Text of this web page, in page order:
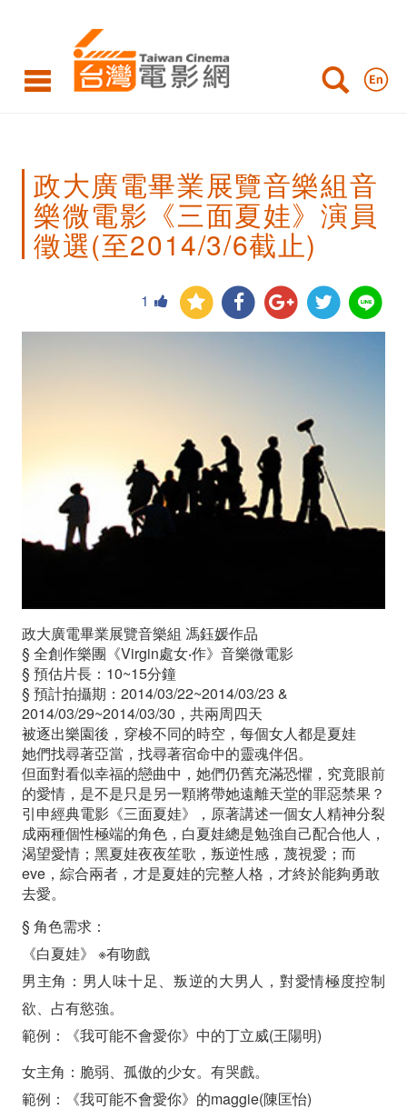
廣
畢
覽
樂
微
影
面
夏
娃》
演
員
徵
選
(至
2014/3/6
截
止)
政大廣電畢業展覽音樂組音
樂微電影《三面夏娃》演員
徵選(至2014/3/6截止)
1
政大廣電畢業展覽音樂組 馮鈺媛作品
§ 全創作樂團《Virgin處女‧作》音樂微電影
§ 預估片長：10~15分鐘
§ 預計拍攝期：2014/03/22~2014/03/23 &
2014/03/29~2014/03/30，共兩周四天
被逐出樂園後，穿梭不同的時空，每個女人都是夏娃
她們找尋著亞當，找尋著宿命中的靈魂伴侶。
但面對看似幸福的戀曲中，她們仍舊充滿恐懼，究竟眼前
的愛情，是不是只是另一顆將帶她遠離天堂的罪惡禁果？
引申經典電影《三面夏娃》，原著講述一個女人精神分裂
成兩種個性極端的角色，白夏娃總是勉強自己配合他人，
渴望愛情；黑夏娃夜夜笙歌，叛逆性感，蔑視愛；而
eve，綜合兩者，才是夏娃的完整人格，才終於能夠勇敢
去愛。
§ 角色需求：
《白夏娃》 ※有吻戲
男主角：男人味十足、叛逆的大男人，對愛情極度控制
欲、占有慾強。
範例：《我可能不會愛你》中的丁立威(王陽明)
女主角：脆弱、孤傲的少女。有哭戲。
範例：《我可能不會愛你》的maggie(陳匡怡)